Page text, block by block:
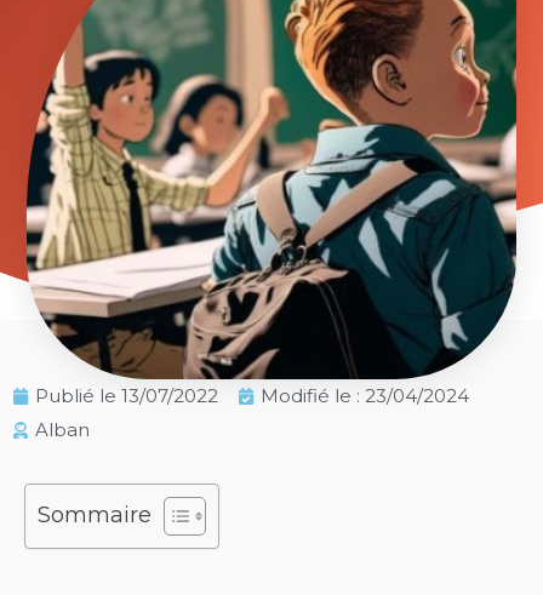
Publié le 13/07/2022
Modifié le : 23/04/2024
Alban
Sommaire